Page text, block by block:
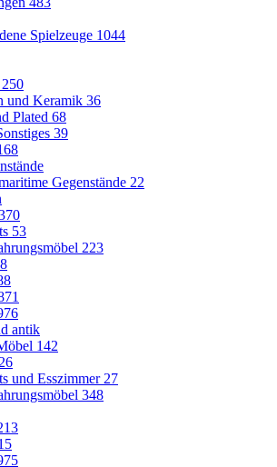
Spielzeuge 1044
250
und Keramik 36
Plated 68
39
Gegenstände 22
53
223
antik
142
und Esszimmer 27
348